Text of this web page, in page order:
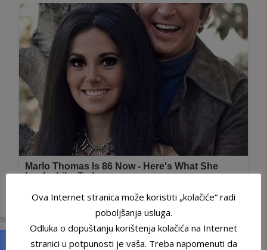
Ova Internet stranica može koristiti „kolačiće“ radi
poboljšanja usluga.
Odluka o dopuštanju korištenja kolačića na Internet
stranici u potpunosti je vaša. Treba napomenuti da
SHARES